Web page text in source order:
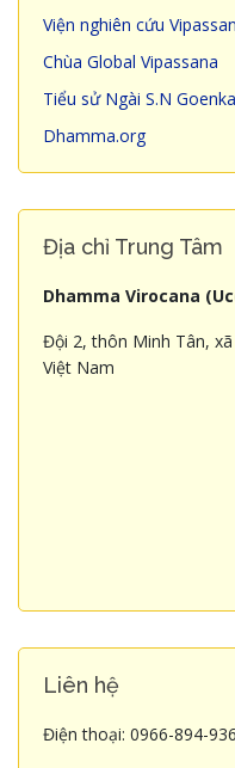
Viện nghiên cứu
Chùa Global Vipassana
Tiểu sử Ngài S.N Goenka
Dhamma.org
Địa chỉ Trung Tâm
Dhamma Virocana
Đội 2, thôn Minh Tân,
Việt Nam
Liên hệ
Điện thoại: 0966-894-936